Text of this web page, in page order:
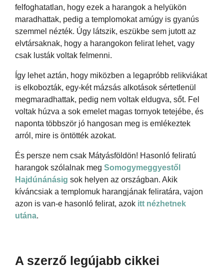
felfoghatatlan, hogy ezek a harangok a helyükön
maradhattak, pedig a templomokat amúgy is gyanús
szemmel nézték. Úgy látszik, eszükbe sem jutott az
elvtársaknak, hogy a harangokon felirat lehet, vagy
csak lusták voltak felmenni.
Így lehet aztán, hogy miközben a legapróbb relikviákat
is elkobozták, egy-két mázsás alkotások sértetlenül
megmaradhattak, pedig nem voltak eldugva, sőt. Fel
voltak húzva a sok emelet magas tornyok tetejébe, és
naponta többször jó hangosan meg is emlékeztek
arról, mire is öntötték azokat.
És persze nem csak Mátyásföldön! Hasonló feliratú
harangok szólalnak meg Somogymeggyestől
Hajdúnánásig sok helyen az országban. Akik
kíváncsiak a templomuk harangjának feliratára, vajon
azon is van-e hasonló felirat, azok itt nézhetnek
utána.
A szerző legújabb cikkei